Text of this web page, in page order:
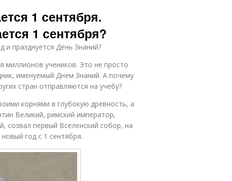
1 сентября.
1 сентября?
и празднуется День Знаний?
миллионов учеников. Это не просто
именуемый Днем Знаний. А почему
стран отправляются на учебу?
корнями в глубокую древность, а
Великий, римский император,
созвал первый Вселенский собор, на
год с 1 сентября.